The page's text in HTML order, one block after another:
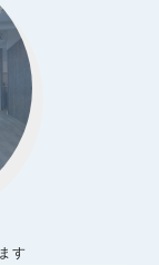
す